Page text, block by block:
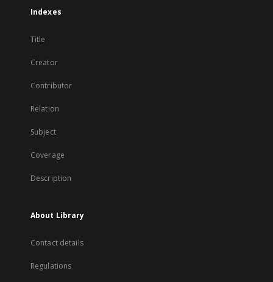
Indexes
Title
Creator
Contributor
Relation
Subject
Coverage
Description
About Library
Contact details
Regulations